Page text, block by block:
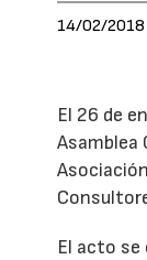
14/02/2018
El 26 de
Asamblea
El acto se